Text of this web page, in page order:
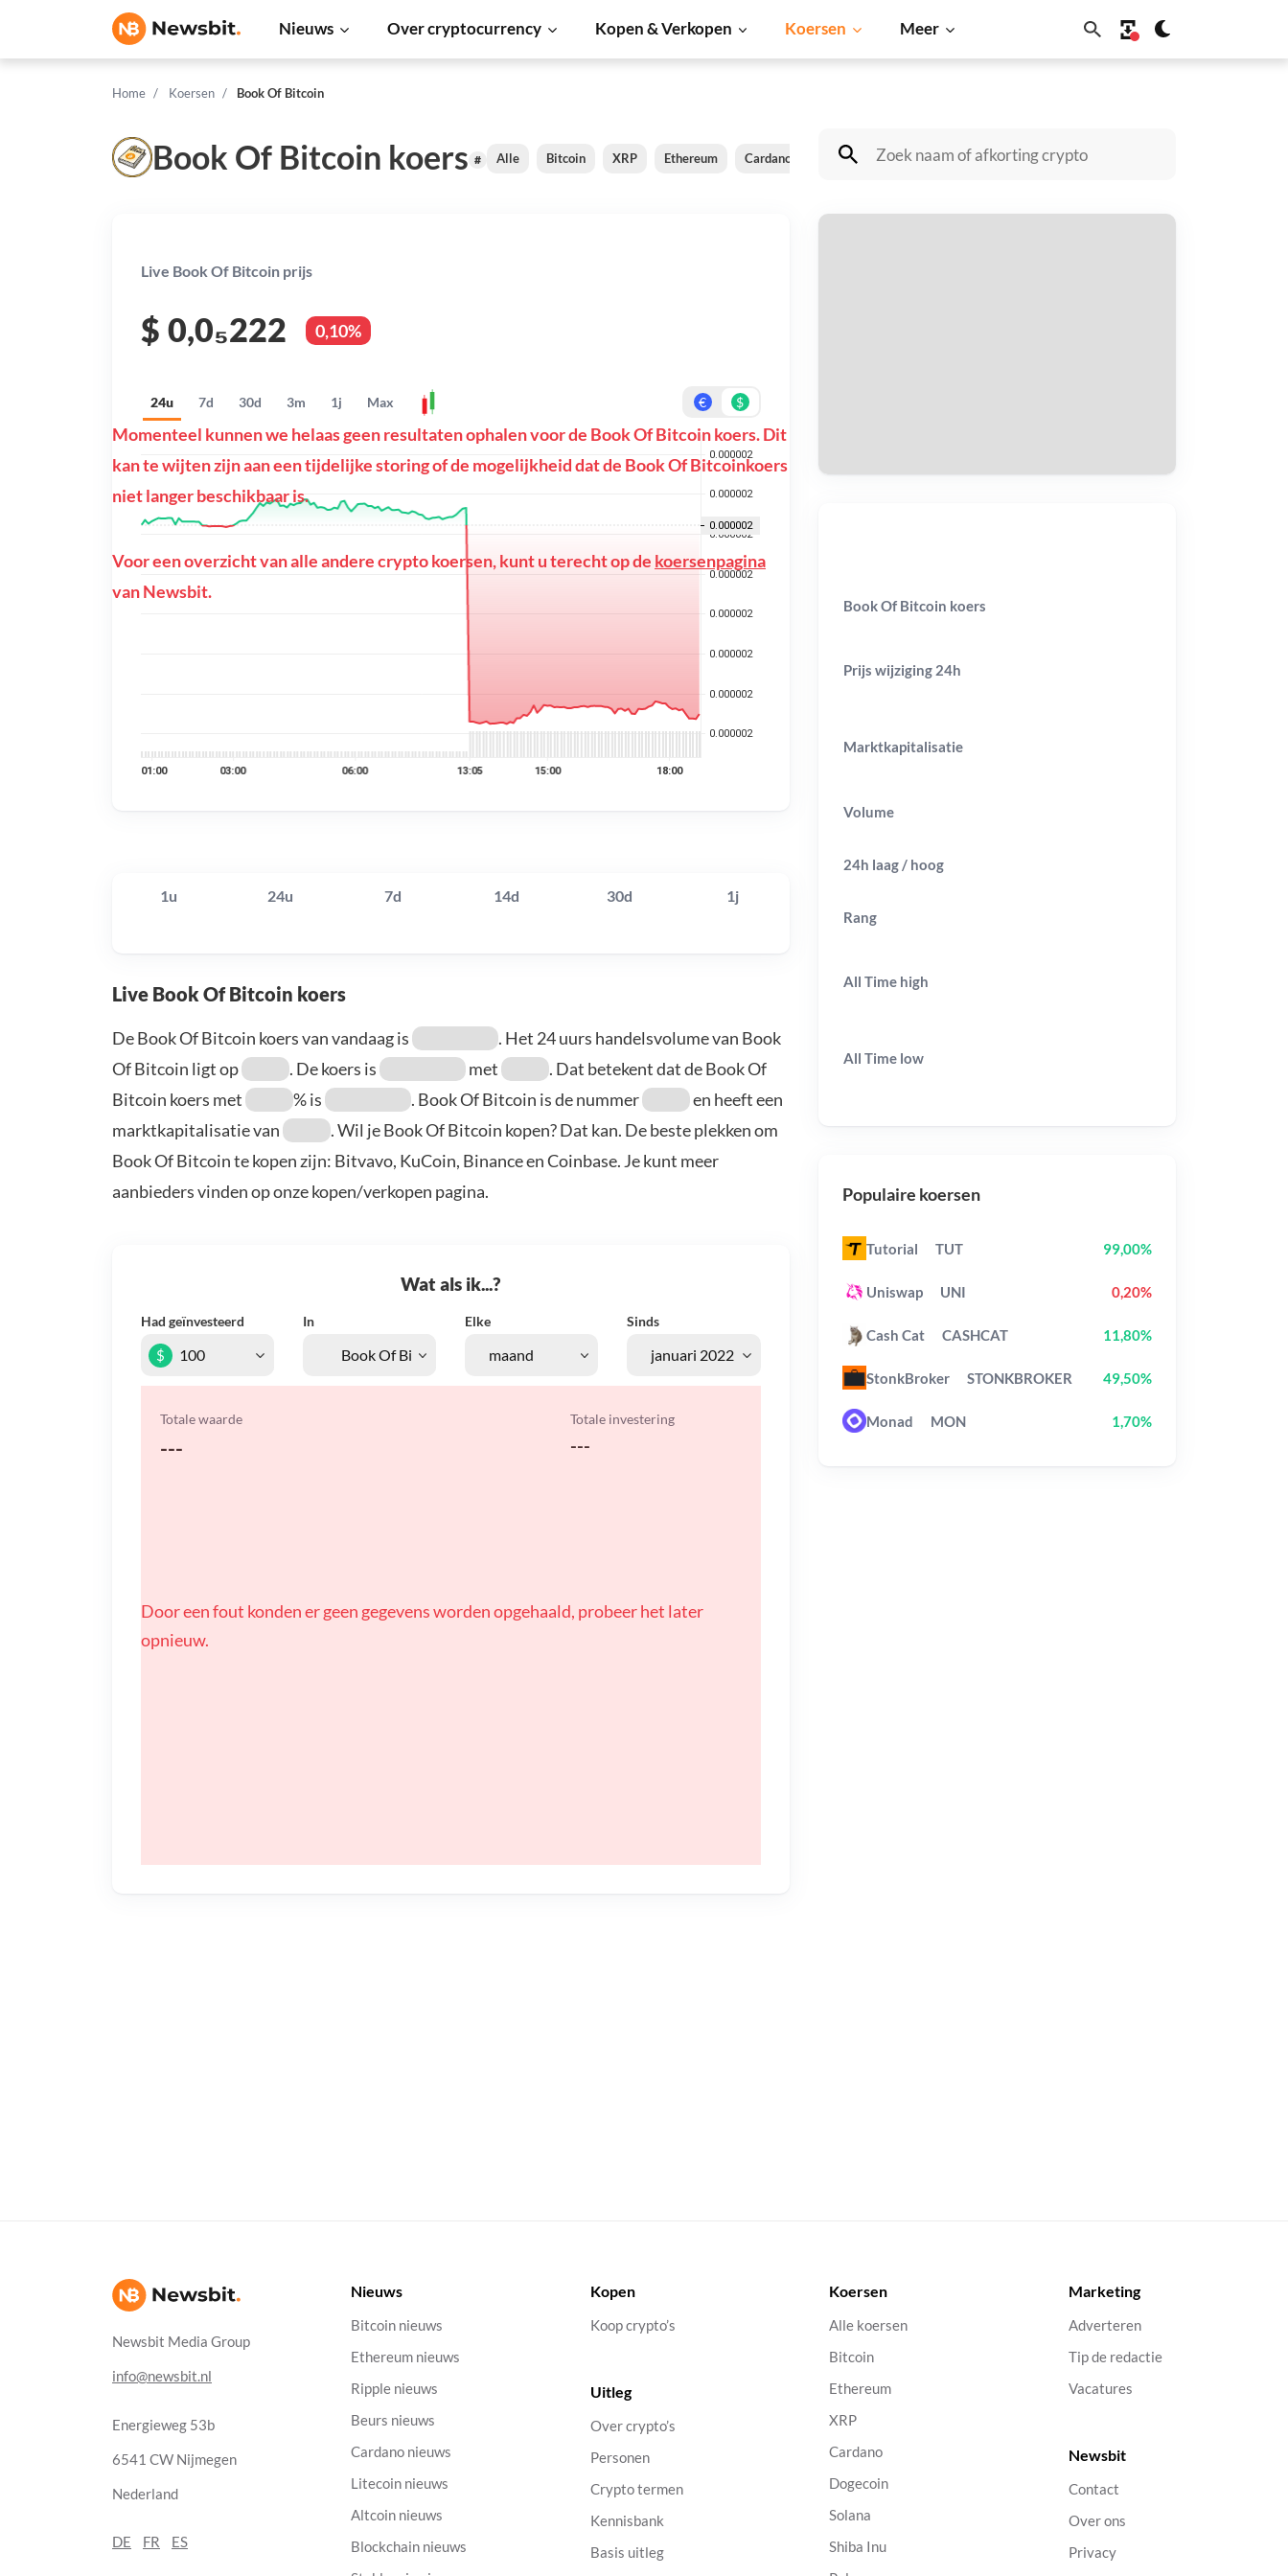
Nieuws Over cryptocurrency Kopen & Verkopen Koersen Meer
Home Koersen Book Of Bitcoin
Book Of Bitcoin koers # Alle Bitcoin XRP Ethereum Cardano Shiba Inu Dogecoin Solana BNB
Live Book Of Bitcoin prijs
$ 0,0₅222 0,10%
24u 7d 30d 3m 1j Max € $
Momenteel kunnen we helaas geen resultaten ophalen voor de Book Of Bitcoin koers. Dit
kan te wijten zijn aan een tijdelijke storing of de mogelijkheid dat de Book Of Bitcoinkoers
niet langer beschikbaar is.
Voor een overzicht van alle andere crypto koersen, kunt u terecht op de koersenpagina
van Newsbit.
1u 24u 7d 14d 30d 1j
Live Book Of Bitcoin koers
De Book Of Bitcoin koers van vandaag is
. Het 24 uurs handelsvolume van Book
Of Bitcoin ligt op
. De koers is met
. Dat betekent dat de Book Of
Bitcoin koers met
% is . Book Of Bitcoin is de nummer
en heeft een
marktkapitalisatie van
. Wil je Book Of Bitcoin kopen? Dat kan. De beste plekken om
Book Of Bitcoin te kopen zijn: Bitvavo, KuCoin, Binance en Coinbase. Je kunt meer
aanbieders vinden op onze kopen/verkopen pagina.
Wat als ik...?
Had geïnvesteerd In Elke Sinds
$
Totale waarde
---
Totale investering
---
Door een fout konden er geen gegevens worden opgehaald, probeer het later
opnieuw.
Book Of Bitcoin koers
Prijs wijziging 24h
Marktkapitalisatie
Volume
24h laag / hoog
Rang
All Time high
All Time low
Populaire koersen
Tutorial TUT 99,00%
Uniswap UNI 0,20%
Cash Cat CASHCAT 11,80%
StonkBroker STONKBROKER 49,50%
Monad MON 1,70%
Newsbit Media Group
info@newsbit.nl
Energieweg 53b
6541 CW Nijmegen
Nederland
DE FR ES
Nieuws
Bitcoin nieuws
Ethereum nieuws
Ripple nieuws
Beurs nieuws
Cardano nieuws
Litecoin nieuws
Altcoin nieuws
Blockchain nieuws
Kopen
Koop crypto’s
Uitleg
Over crypto’s
Personen
Crypto termen
Kennisbank
Basis uitleg
Koersen
Alle koersen
Bitcoin
Ethereum
XRP
Cardano
Dogecoin
Solana
Shiba Inu
Marketing
Adverteren
Tip de redactie
Vacatures
Newsbit
Contact
Over ons
Privacy